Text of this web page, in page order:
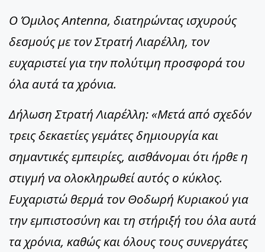
Ο Όμιλος Antenna, διατηρώντας ισχυρούς
δεσμούς με τον Στρατή Λιαρέλλη, τον
ευχαριστεί για την πολύτιμη προσφορά του
όλα αυτά τα χρόνια.
Δήλωση Στρατή Λιαρέλλη: «Μετά από σχεδόν
τρεις δεκαετίες γεμάτες δημιουργία και
σημαντικές εμπειρίες, αισθάνομαι ότι ήρθε η
στιγμή να ολοκληρωθεί αυτός ο κύκλος.
Ευχαριστώ θερμά τον Θοδωρή Κυριακού για
την εμπιστοσύνη και τη στήριξή του όλα αυτά
τα χρόνια, καθώς και όλους τους συνεργάτες